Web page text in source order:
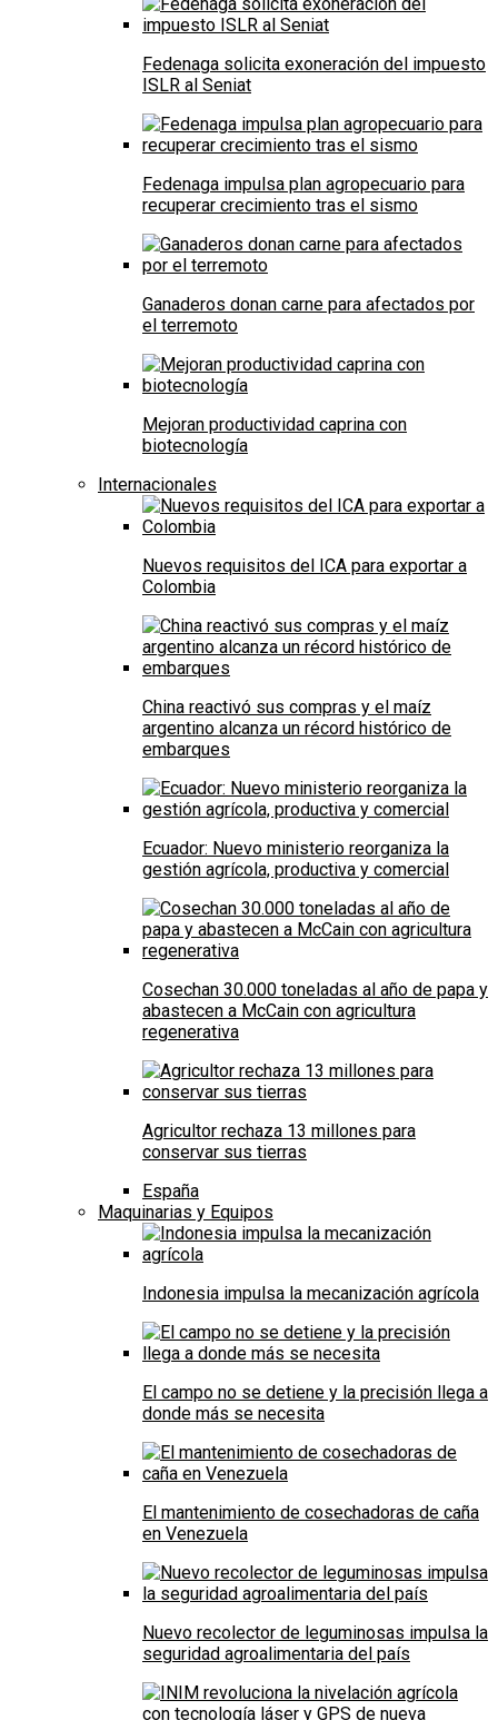
Fedenaga solicita exoneración del impuesto
ISLR al Seniat
Fedenaga impulsa plan agropecuario para
recuperar crecimiento tras el sismo
Ganaderos donan carne para afectados por
el terremoto
Mejoran productividad caprina con
biotecnología
Internacionales
Nuevos requisitos del ICA para exportar a
Colombia
China reactivó sus compras y el maíz
argentino alcanza un récord histórico de
embarques
Ecuador: Nuevo ministerio reorganiza la
gestión agrícola, productiva y comercial
Cosechan 30.000 toneladas al año de papa y
abastecen a McCain con agricultura
regenerativa
Agricultor rechaza 13 millones para
conservar sus tierras
España
Maquinarias y Equipos
Indonesia impulsa la mecanización agrícola
El campo no se detiene y la precisión llega a
donde más se necesita
El mantenimiento de cosechadoras de caña
en Venezuela
Nuevo recolector de leguminosas impulsa la
seguridad agroalimentaria del país